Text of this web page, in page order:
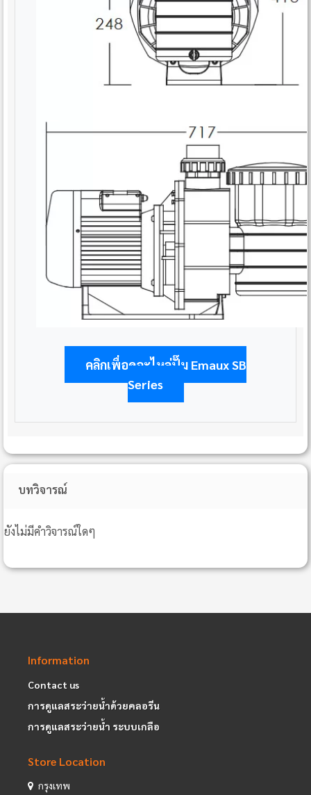
คลิกเพื่อดูอะไหล่ปั๊ม Emaux SB
Series
บทวิจารณ์
ยังไม่มีคำวิจารณ์ใดๆ
Information
Contact us
การดูแลสระว่ายน้ำด้วยคลอรีน
การดูแลสระว่ายน้ำ ระบบเกลือ
Store Location
กรุงเทพ